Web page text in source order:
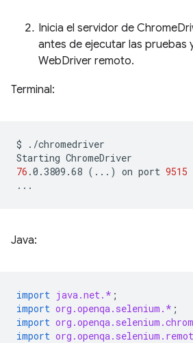
Inicia el servidor de
antes de ejecutar las pruebas
WebDriver remoto.
Terminal:
$
./chromedriver
Starting
76 .0.3809.68 ( ... ) on port 9515
Java:
import java.net.* ;
import org.openqa.selenium.* ;
import
import